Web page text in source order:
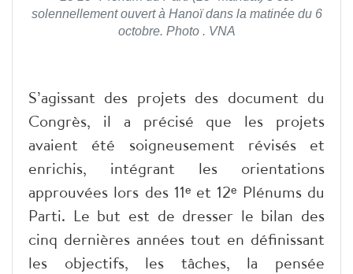
solennellement ouvert à Hanoï dans la matinée du 6
octobre. Photo . VNA
S’agissant des projets des document du
Congrès, il a précisé que les projets
avaient été soigneusement révisés et
enrichis, intégrant les orientations
approuvées lors des 11ᵉ et 12ᵉ Plénums du
Parti. Le but est de dresser le bilan des
cinq dernières années tout en définissant
les objectifs, les tâches, la pensée